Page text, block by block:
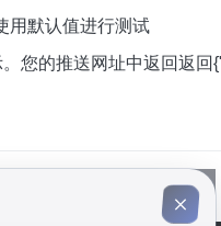
用默认值进行测试
您的推送网址中返回返